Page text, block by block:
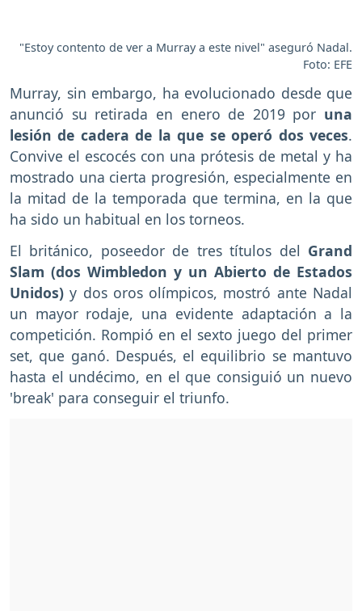
"Estoy contento de ver a Murray a este nivel" aseguró Nadal.
Foto: EFE
Murray, sin embargo, ha evolucionado desde que
anunció su retirada en enero de 2019 por una
lesión de cadera de la que se operó dos veces.
Convive el escocés con una prótesis de metal y ha
mostrado una cierta progresión, especialmente en
la mitad de la temporada que termina, en la que
ha sido un habitual en los torneos.
El británico, poseedor de tres títulos del Grand
Slam (dos Wimbledon y un Abierto de Estados
Unidos) y dos oros olímpicos, mostró ante Nadal
un mayor rodaje, una evidente adaptación a la
competición. Rompió en el sexto juego del primer
set, que ganó. Después, el equilibrio se mantuvo
hasta el undécimo, en el que consiguió un nuevo
'break' para conseguir el triunfo.